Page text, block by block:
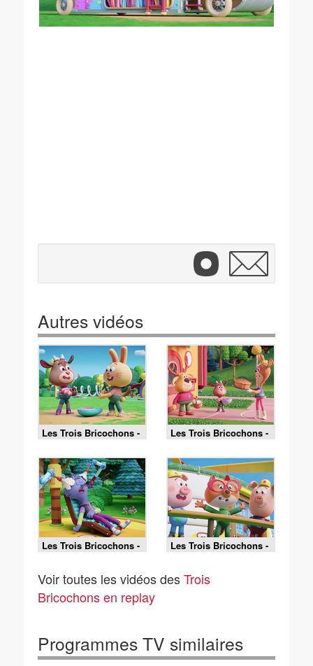
Autres vidéos
Les Trois Bricochons -
08/08/2026
Les Trois Bricochons -
08/08/2026
Les Trois Bricochons -
08/08/2026
Les Trois Bricochons -
06/08/2026
Voir toutes les vidéos desTrois
Bricochons en replay
Programmes TV similaires